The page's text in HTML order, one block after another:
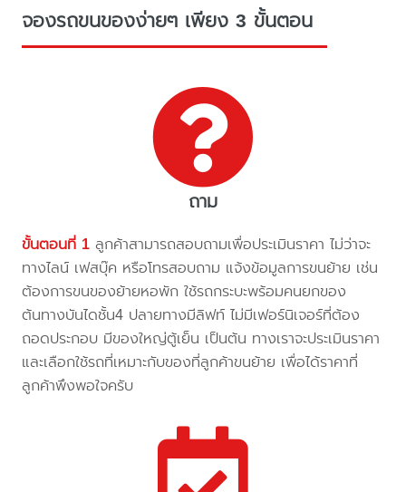
จองรถขนของง่ายๆ เพียง 3 ขั้นตอน
ถาม
ขั้นตอนที่ 1 ลูกค้าสามารถสอบถามเพื่อประเมินราคา ไม่ว่าจะ
ทางไลน์ เฟสบุ๊ค หรือโทรสอบถาม แจ้งข้อมูลการขนย้าย เช่น
ต้องการขนของย้ายหอพัก ใช้รถกระบะพร้อมคนยกของ
ต้นทางบันไดชั้น4 ปลายทางมีลิฟท์ ไม่มีเฟอร์นิเจอร์ที่ต้อง
ถอดประกอบ มีของใหญ่ตู้เย็น เป็นต้น ทางเราจะประเมินราคา
และเลือกใช้รถที่เหมาะกับของที่ลูกค้าขนย้าย เพื่อได้ราคาที่
ลูกค้าพึงพอใจครับ